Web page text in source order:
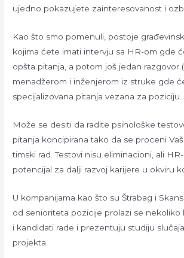
ujedno pokazujete zainteresovanost i
Kao što smo pomenuli, postoje
kojima ćete imati intervju sa HR-om gde
opšta pitanja, a potom još jedan razgovor
menadžerom i inženjerom iz struke gde
specijalizovana pitanja vezana za poziciju.
Može se desiti da radite psihološke
pitanja koncipirana tako da se proceni
timski rad. Testovi nisu eliminacioni, ali
potencijal za dalji razvoj karijere u okviru
U kompanijama kao što su Štrabag i
od senioriteta pozicije prolazi se nekoliko
i kandidati rade i prezentuju studiju
projekta.